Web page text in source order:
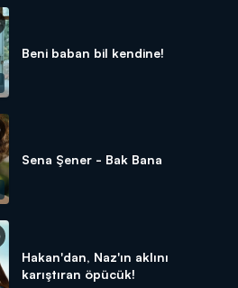
Beni baban bil kendine!
Sena Şener - Bak Bana
Hakan'dan, Naz'ın aklını
karıştıran öpücük!